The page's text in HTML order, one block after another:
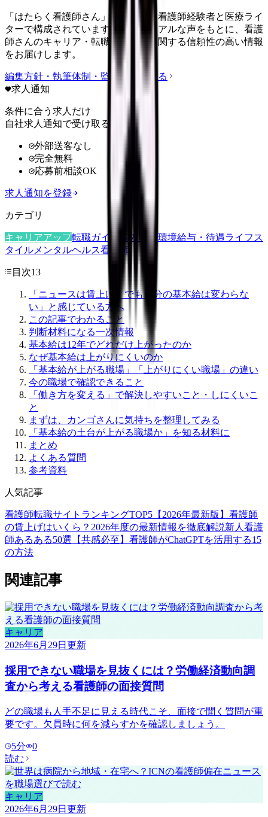
「はたらく看護師さん」編集部は、看護師経験者と医療ライ
ターで構成されています。現場のリアルな声をもとに、看護
師さんのキャリア・転職・働き方に関する信頼性の高い情報
をお届けします。
編集方針・執筆体制・監修体制を見る
求人通知
条件に合う求人だけ
自社求人通知で受け取る
外部送客なし
完全無料
応募前相談OK
求人通知を登録
カテゴリ
キャリアアップ転職ガイド 悩み 職場環境給与・待遇ライフス
タイル メンタルヘルス看護師
目次13
「ニュースは賃上げ、でも自分の基本給は変わらな
い」と感じている方へ
この記事でわかること
判断材料になる一次情報
基本給は12年でどれだけ上がったのか
なぜ基本給は上がりにくいのか
「基本給が上がる職場」「上がりにくい職場」の違い
今の職場で確認できること
「働き方を変える」で解決しやすいこと・しにくいこ
と
まずは、カンゴさんに気持ちを整理してみる
「基本給の土台が上がる職場か」を知る材料に
まとめ
よくある質問
参考資料
人気記事
看護師転職サイトランキングTOP5【2026年最新版】 看護師
の賃上げはいくら？2026年度の最新情報を徹底解説新人看護
師あるある50選【共感必至】 看護師がChatGPTを活用する15
の方法
関連記事
キャリア
2026年6月29日 更新
採用できない職場を見抜くには？労働経済動向調
査から考える看護師の面接質問
どの職場も人手不足に見える時代こそ、面接で聞く質問が重
要です。欠員時に何を減らすかを確認しましょう。
5分
0
読む
キャリア
2026年6月29日 更新